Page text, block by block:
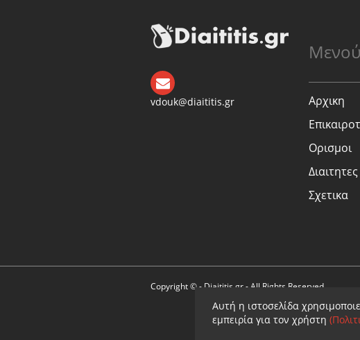
vdouk@diaititis.gr
Μενού
Αρχικη
Ορισμοι
Σχετικα
Copyright © - Diaititis.gr - All Rights Reserved.
Αυτή η ιστοσελίδα
εμπειρία για τον χρήστη